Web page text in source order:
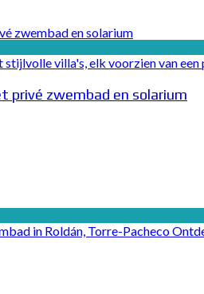
villa's, elk voorzien van
privé zwembad en solarium
in Roldán, Torre-Pacheco